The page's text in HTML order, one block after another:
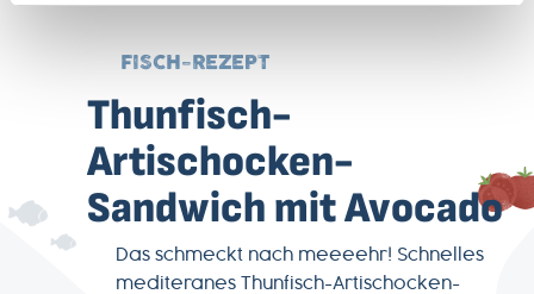
FISCH-REZEPT
Thunfisch-
Artischocken-
Sandwich mit Avocado
Das schmeckt nach meeeehr! Schnelles
mediteranes Thunfisch-Artischocken-